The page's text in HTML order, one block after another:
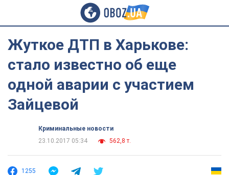
Жуткое ДТП в Харькове:
стало известно об еще
одной аварии с участием
Зайцевой
Криминальные новости
23.10.2017 05:34
562,8 т.
1255